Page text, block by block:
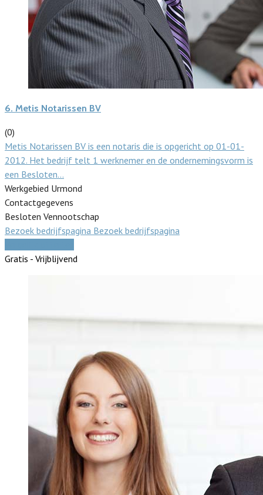
6. Metis Notarissen BV
(0)
Metis Notarissen BV is een notaris die is opgericht op 01-01-
2012. Het bedrijf telt 1 werknemer en de ondernemingsvorm is
een Besloten…
Werkgebied Urmond
Contactgegevens
Besloten Vennootschap
Bezoek bedrijfspagina Bezoek bedrijfspagina
Gratis - Vrijblijvend